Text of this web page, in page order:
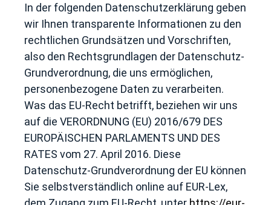
In der folgenden Datenschutzerklärung geben
wir Ihnen transparente Informationen zu den
rechtlichen Grundsätzen und Vorschriften,
also den Rechtsgrundlagen der Datenschutz-
Grundverordnung, die uns ermöglichen,
personenbezogene Daten zu verarbeiten.
Was das EU-Recht betrifft, beziehen wir uns
auf die VERORDNUNG (EU) 2016/679 DES
EUROPÄISCHEN PARLAMENTS UND DES
RATES vom 27. April 2016. Diese
Datenschutz-Grundverordnung der EU können
Sie selbstverständlich online auf EUR-Lex,